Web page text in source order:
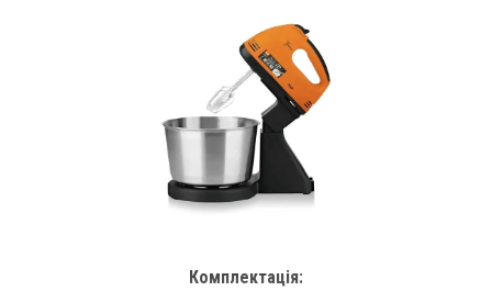
Комплектація: